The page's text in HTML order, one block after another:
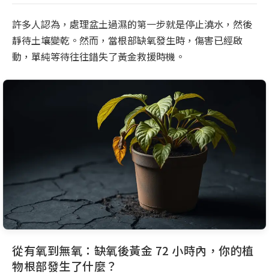
許多人認為，處理盆土過濕的第一步就是停止澆水，然後
靜待土壤變乾。然而，當根部缺氧發生時，傷害已經啟
動，單純等待往往錯失了黃金救援時機。
從有氧到無氧：缺氧後黃金 72 小時內，你的植
物根部發生了什麼？